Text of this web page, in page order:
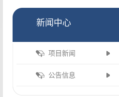
新闻中心
项目新闻
公告信息